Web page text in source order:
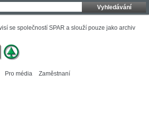
Vyhledávání
se společností SPAR a slouží pouze jako archiv
Pro média Zaměstnaní